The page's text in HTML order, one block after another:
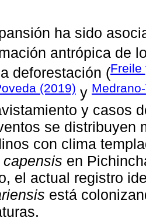
ha sido
antrópica de
deforestación (Freile
(2019) y
y casos
se distribuyen
con clima
capensis en
el actual registro
está